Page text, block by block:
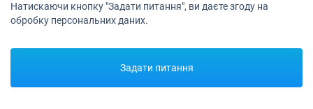
Натискаючи кнопку "Задати питання", ви даєте згоду на
обробку персональних даних.
Задати питання